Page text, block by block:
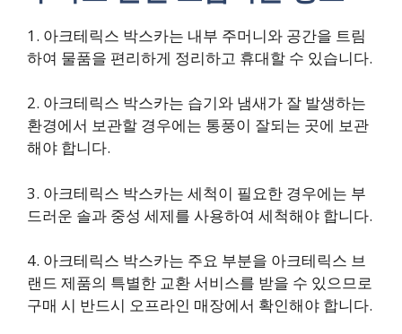
1. 아크테릭스 박스카는 내부 주머니와 공간을 트림
하여 물품을 편리하게 정리하고 휴대할 수 있습니다.
2. 아크테릭스 박스카는 습기와 냄새가 잘 발생하는
환경에서 보관할 경우에는 통풍이 잘되는 곳에 보관
해야 합니다.
3. 아크테릭스 박스카는 세척이 필요한 경우에는 부
드러운 솔과 중성 세제를 사용하여 세척해야 합니다.
4. 아크테릭스 박스카는 주요 부분을 아크테릭스 브
랜드 제품의 특별한 교환 서비스를 받을 수 있으므로
구매 시 반드시 오프라인 매장에서 확인해야 합니다.